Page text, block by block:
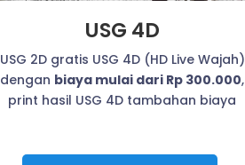
USG 4D
USG 2D gratis USG 4D (HD Live Wajah)
dengan biaya mulai dari Rp 300.000,
print hasil USG 4D tambahan biaya